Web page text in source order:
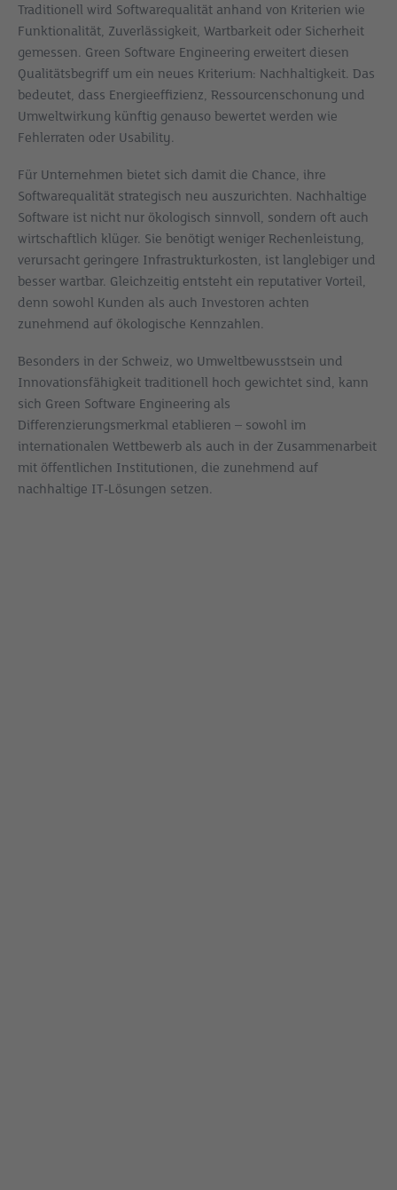
Traditionell wird Softwarequalität anhand von Kriterien wie
Funktionalität, Zuverlässigkeit, Wartbarkeit oder Sicherheit
gemessen. Green Software Engineering erweitert diesen
Qualitätsbegriff um ein neues Kriterium: Nachhaltigkeit. Das
bedeutet, dass Energieeffizienz, Ressourcenschonung und
Umweltwirkung künftig genauso bewertet werden wie
Fehlerraten oder Usability.
Für Unternehmen bietet sich damit die Chance, ihre
Softwarequalität strategisch neu auszurichten. Nachhaltige
Software ist nicht nur ökologisch sinnvoll, sondern oft auch
wirtschaftlich klüger. Sie benötigt weniger Rechenleistung,
verursacht geringere Infrastrukturkosten, ist langlebiger und
besser wartbar. Gleichzeitig entsteht ein reputativer Vorteil,
denn sowohl Kunden als auch Investoren achten
zunehmend auf ökologische Kennzahlen.
Besonders in der Schweiz, wo Umweltbewusstsein und
Innovationsfähigkeit traditionell hoch gewichtet sind, kann
sich Green Software Engineering als
Differenzierungsmerkmal etablieren – sowohl im
internationalen Wettbewerb als auch in der Zusammenarbeit
mit öffentlichen Institutionen, die zunehmend auf
nachhaltige IT-Lösungen setzen.